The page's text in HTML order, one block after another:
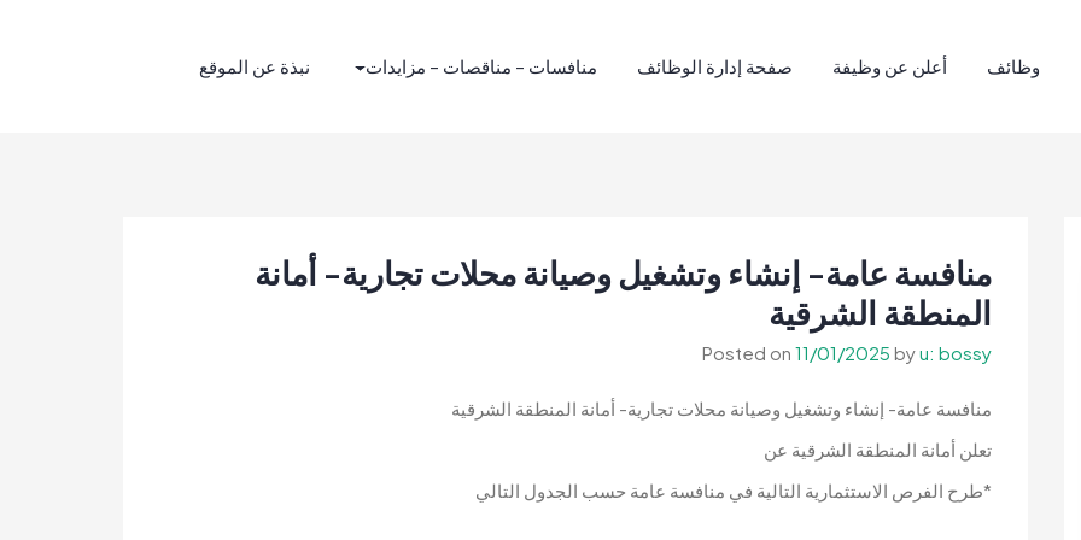
وظائف أعلن عن وظيفة صفحة إدارة الوظائف منافسات – مناقصات – مزايدات نبذة عن الموقع
منافسة عامة- إنشاء وتشغيل وصيانة محلات تجارية- أمانة
المنطقة الشرقية
Posted on 11/01/2025 byu: bossy
منافسة عامة- إنشاء وتشغيل وصيانة محلات تجارية- أمانة المنطقة الشرقية
تعلن أمانة المنطقة الشرقية عن
*طرح الفرص الاستثمارية التالية في منافسة عامة حسب الجدول التالي